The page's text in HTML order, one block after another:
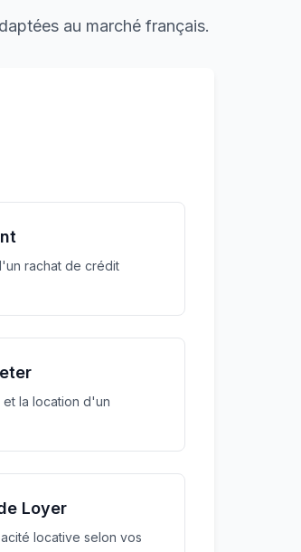
au marché français.
rachat de crédit
la location d'un
Loyer
locative selon vos